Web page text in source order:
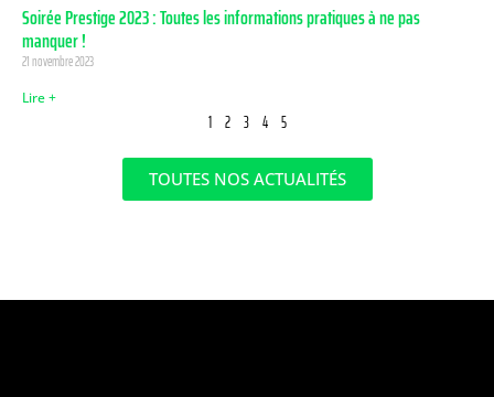
Soirée Prestige 2023 : Toutes les informations pratiques à ne pas
manquer !
21 novembre 2023
Lire +
1 2 3 4 5
TOUTES NOS ACTUALITÉS